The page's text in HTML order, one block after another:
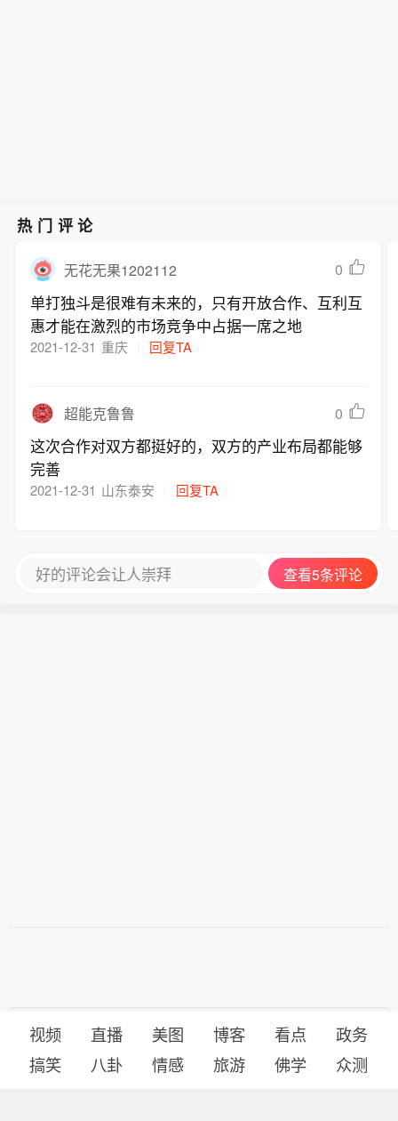
企业严格遵守刚果（金）矿业监管法规
晨，中国驻刚果民主共和国大使馆亦对
外发布了该澄清声明。
序，对在刚中资矿业企业声誉及钴产品
国际贸易口碑造成不良影响。声明表
示，经协会全面核查，刚果（金）东南
部区域所有正常生产运营的中资矿业企
业，其开采、加工、外销的全部钴产
品，均不存在铀含量超标情况。各会员
企业严格遵守刚果（金）矿业监管法规
外发布了该澄清声明。
热门评论
无花无果1202112 0
单打独斗是很难有未来的，只有开放合作、互利互
惠才能在激烈的市场竞争中占据一席之地
2021-12-31 重庆 回复TA
超能克鲁鲁 0
这次合作对双方都挺好的，双方的产业布局都能够
完善
2021-12-31 山东泰安 回复TA
好的评论会让人崇拜 查看5条评论
视频 直播 美图 博客 看点
政务
搞笑
八卦 情感 旅游 佛学 众测